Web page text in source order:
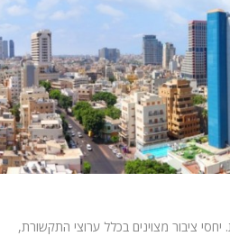
ציבור מצוינים בכלל ערוצי התקשורת,